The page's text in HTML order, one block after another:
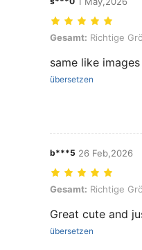
Gesamt: Richtige
Gesamt: Richtige
same like images
übersetzen
b***5 26 Feb,2026
Gesamt: Richtige
Gesamt: Richtige
Great cute and
übersetzen